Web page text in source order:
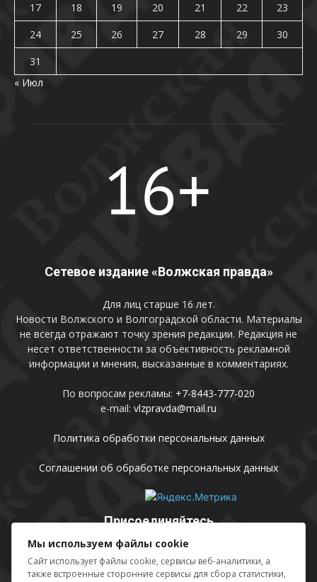
17
18 19 20 21 22
23
24
25 26 27 28 29
30
31
« Июл
Сетевое издание «Волжская правда»
Для лиц старше 16 лет.
Новости Волжского и Волгоградской области. Материалы
не всегда отражают точку зрения редакции. Редакция не
несет ответственности за объективность рекламной
информации и мнения, высказанные в комментариях.
По вопросам рекламы: +7-8443-777-020
e-mail: vlzpravda@mail.ru
Политика обработки персональных данных
Соглашении об обработке персональных данных
Присоединяйтесь
Мы используем файлы cookie
Сайт использует файлы cookie, сервисы веб-аналитики, а
также встроенные сторонние сервисы для сбора статистики,